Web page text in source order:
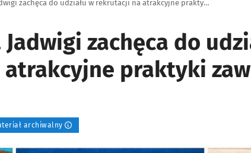
Fundacja Św. Jadwigi zachęca do udziału w rekrutacji na atrakcyjne praktyki zawodowe w Niemczech!
Jadwigi zachęca do
praktyki
archiwalny